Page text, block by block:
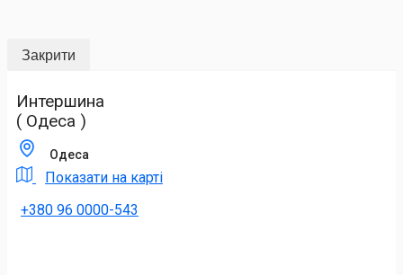
Закрити
Интершина
( Одеса )
Одеса
Показати на карті
+380 96 0000-543